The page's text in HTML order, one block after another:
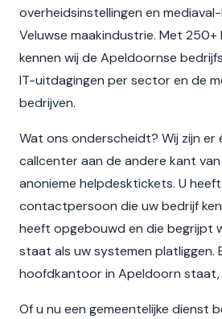
overheidsinstellingen en
Veluwse maakindustrie. Met 250+
kennen wij de Apeldoornse
IT-uitdagingen per sector en de
bedrijven.
Wat ons onderscheidt? Wij zijn er
callcenter aan de andere kant
anonieme helpdesktickets. U
contactpersoon die uw bedrijf
heeft opgebouwd en die begrijpt
staat als uw systemen platliggen.
hoofdkantoor in Apeldoorn staat,
Of u nu een gemeentelijke dienst